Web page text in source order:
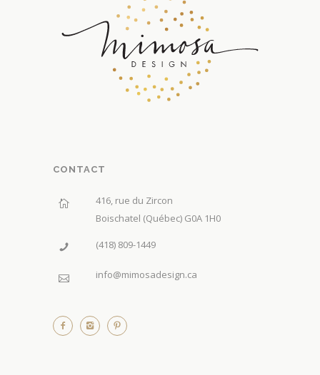
CONTACT
416, rue du Zircon
Boischatel (Québec) G0A 1H0
(418) 809-1449
info@mimosadesign.ca